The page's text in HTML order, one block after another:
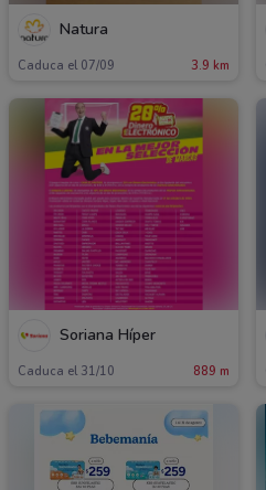
Natura
Caduca el 07/09 3.9 km
Soriana Híper
Caduca el 31/10 889 m